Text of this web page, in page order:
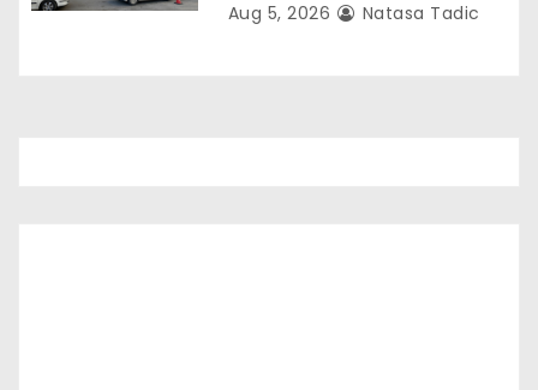
Aug 5, 2026 Natasa Tadic